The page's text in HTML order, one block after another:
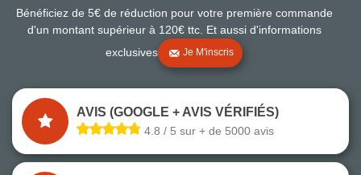
Bénéficiez de 5€ de réduction pour votre première commande
d'un montant supérieur à 120€ ttc. Et aussi d'informations
exclusives
Je M'inscris
AVIS (GOOGLE + AVIS VÉRIFIÉS)
4.8 / 5 sur + de 5000 avis